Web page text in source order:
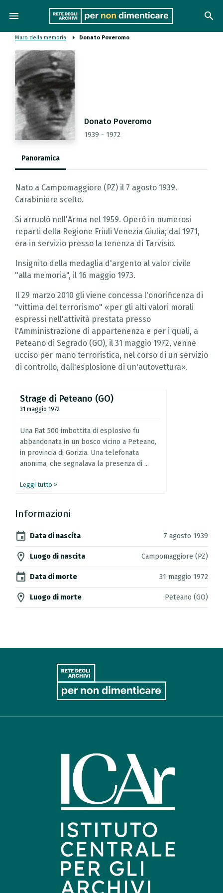
menu search
Muro della memoria Donato Poveromo
Donato Poveromo
1939 - 1972
Panoramica
Nato a Campomaggiore (PZ) il 7 agosto 1939.
Carabiniere scelto.
Si arruolò nell'Arma nel 1959. Operò in numerosi
reparti della Regione Friuli Venezia Giulia; dal 1971,
era in servizio presso la tenenza di Tarvisio.
Insignito della medaglia d'argento al valor civile
"alla memoria", il 16 maggio 1973.
Il 29 marzo 2010 gli viene concessa l'onorificenza di
"vittima del terrorismo" «per gli alti valori morali
espressi nell'attività prestata presso
l'Amministrazione di appartenenza e per i quali, a
Peteano di Segrado (GO), il 31 maggio 1972, venne
ucciso per mano terroristica, nel corso di un servizio
di controllo, dall'esplosione di un'autovettura».
Strage di Peteano (GO)
31 maggio 1972
Una Fiat 500 imbottita di esplosivo fu
abbandonata in un bosco vicino a Peteano,
in provincia di Gorizia. Una telefonata
anonima, che segnalava la presenza di ...
Leggi tutto >
Informazioni
event Data di nascita 7 agosto 1939
location_on Luogo di nascita Campomaggiore (PZ)
event Data di morte 31 maggio 1972
location_on Luogo di morte Peteano (GO)